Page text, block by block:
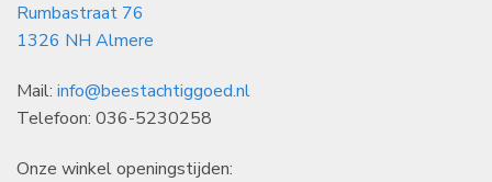
Rumbastraat 76
1326 NH Almere
Mail: info@beestachtiggoed.nl
Telefoon: 036-5230258
Onze winkel openingstijden: